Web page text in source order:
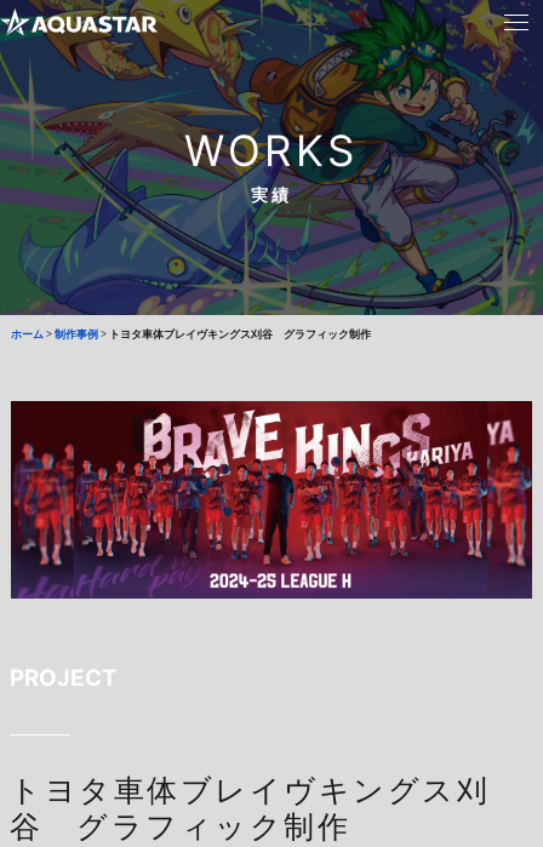
WORKS
実績
ホーム> 制作事例 > トヨタ車体ブレイヴキングス刈谷 グラフィック制作
PROJECT
トヨタ車体ブレイヴキングス刈
谷 グラフィック制作